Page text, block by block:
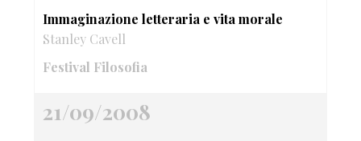
Immaginazione letteraria e vita morale
Stanley Cavell
Festival Filosofia
21/09/2008